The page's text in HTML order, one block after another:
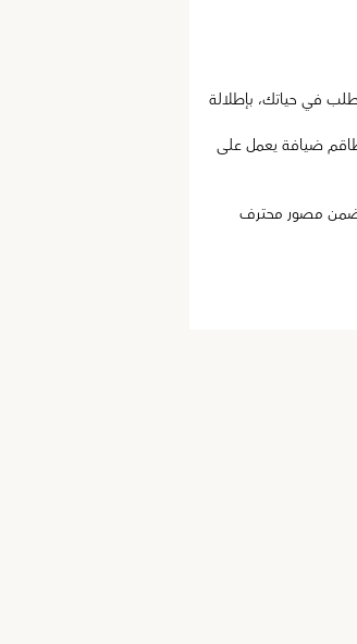
في حياتك، بإطلالة
مع قبطان ماهر وطاقم ضيافة يعمل على
مصور محترف